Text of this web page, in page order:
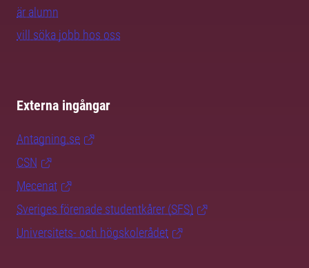
är alumn
vill söka jobb hos oss
Externa ingångar
Antagning.se
CSN
Mecenat
Sveriges förenade studentkårer (SFS)
Universitets- och högskolerådet